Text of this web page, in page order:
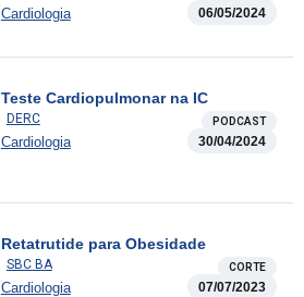
Cardiologia 06/05/2024
Teste Cardiopulmonar na IC
DERC PODCAST
Cardiologia 30/04/2024
Retatrutide para Obesidade
SBC BA CORTE
Cardiologia 07/07/2023